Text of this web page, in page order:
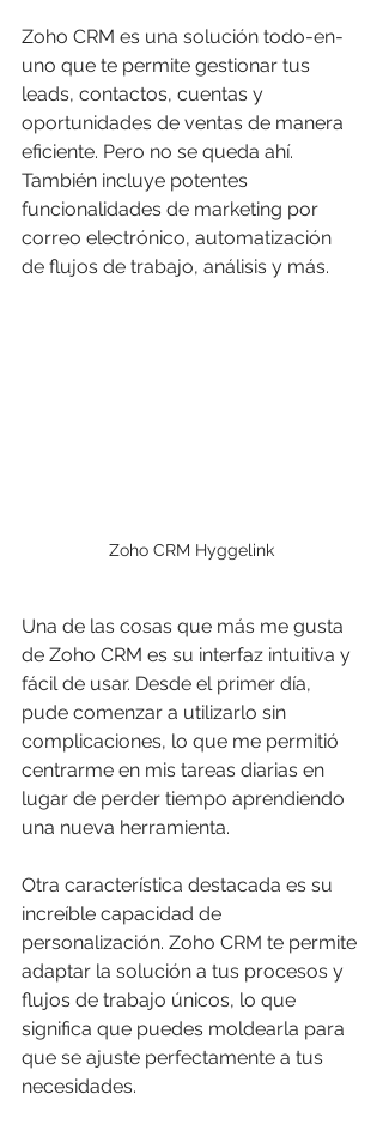
Zoho CRM es una solución todo-en-
uno que te permite gestionar tus
leads, contactos, cuentas y
oportunidades de ventas de manera
eficiente. Pero no se queda ahí.
También incluye potentes
funcionalidades de marketing por
correo electrónico, automatización
de flujos de trabajo, análisis y más.
Zoho CRM Hyggelink
Una de las cosas que más me gusta
de Zoho CRM es su interfaz intuitiva y
fácil de usar. Desde el primer día,
pude comenzar a utilizarlo sin
complicaciones, lo que me permitió
centrarme en mis tareas diarias en
lugar de perder tiempo aprendiendo
una nueva herramienta.
Otra característica destacada es su
increíble capacidad de
personalización. Zoho CRM te permite
adaptar la solución a tus procesos y
flujos de trabajo únicos, lo que
significa que puedes moldearla para
que se ajuste perfectamente a tus
necesidades.